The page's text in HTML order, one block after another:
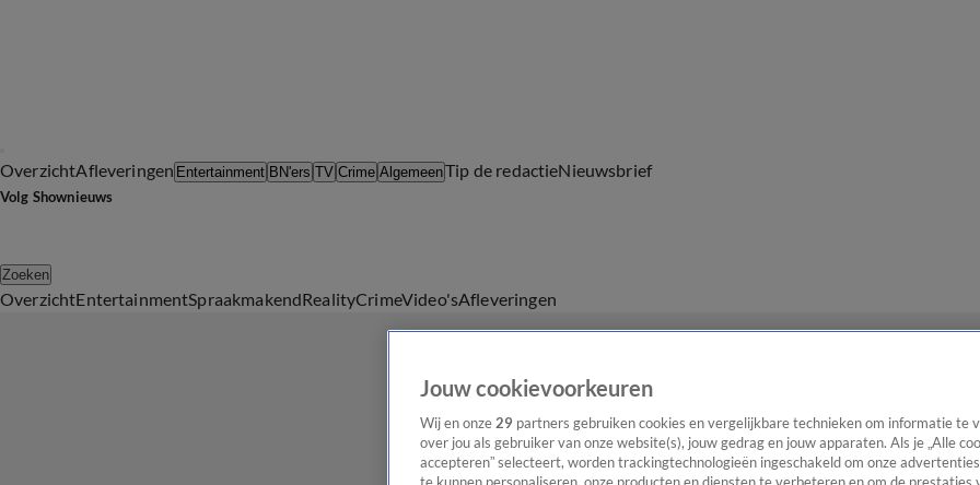
OverzichtAfleveringen Entertainment BN'ers TV Crime AlgemeenTip de redactieNieuwsbrief
Volg Shownieuws
Zoeken
OverzichtEntertainmentSpraakmakendRealityCrimeVideo'sAfleveringen
Jouw cookievoorkeuren
Wij en onze 29 partners gebruiken cookies en vergelijkbare technieken om informatie te
over jou als gebruiker van onze website(s), jouw gedrag en jouw apparaten. Als je „Alle
accepteren” selecteert, worden trackingtechnologieën ingeschakeld om onze